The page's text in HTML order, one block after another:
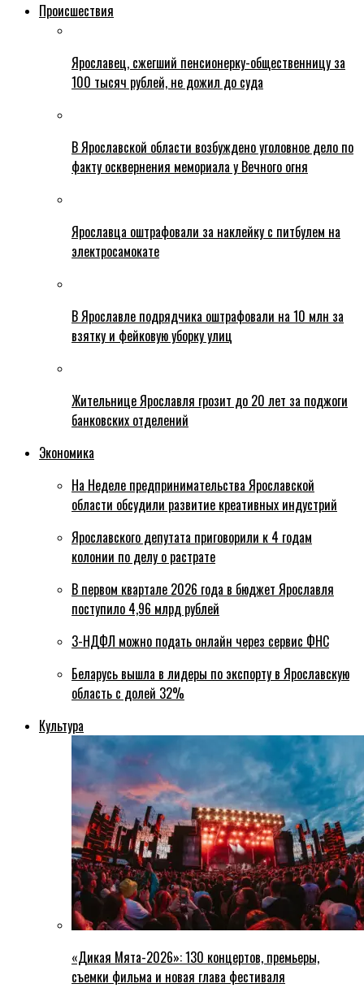
Происшествия
Ярославец, сжегший пенсионерку-общественницу за
100 тысяч рублей, не дожил до суда
В Ярославской области возбуждено уголовное дело по
факту осквернения мемориала у Вечного огня
Ярославца оштрафовали за наклейку с питбулем на
электросамокате
В Ярославле подрядчика оштрафовали на 10 млн за
взятку и фейковую уборку улиц
Жительнице Ярославля грозит до 20 лет за поджоги
банковских отделений
Экономика
На Неделе предпринимательства Ярославской
области обсудили развитие креативных индустрий
Ярославского депутата приговорили к 4 годам
колонии по делу о растрате
В первом квартале 2026 года в бюджет Ярославля
поступило 4,96 млрд рублей
3-НДФЛ можно подать онлайн через сервис ФНС
Беларусь вышла в лидеры по экспорту в Ярославскую
область с долей 32%
Культура
«Дикая Мята-2026»: 130 концертов, премьеры,
съемки фильма и новая глава фестиваля